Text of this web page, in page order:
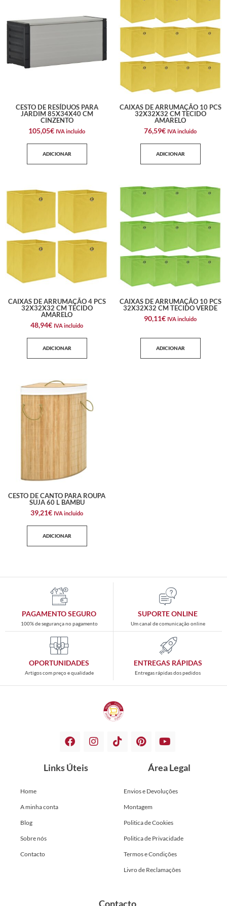
CESTO DE RESÍDUOS PARA
JARDIM 85X34X40 CM
CINZENTO
105,05€ IVA incluido
ADICIONAR
CAIXAS DE ARRUMAÇÃO 10 PCS
32X32X32 CM TECIDO
AMARELO
76,59€ IVA incluido
ADICIONAR
CAIXAS DE ARRUMAÇÃO 4 PCS
32X32X32 CM TECIDO
AMARELO
48,94€ IVA incluido
ADICIONAR
CAIXAS DE ARRUMAÇÃO 10 PCS
32X32X32 CM TECIDO VERDE
90,11€ IVA incluido
ADICIONAR
CESTO DE CANTO PARA ROUPA
SUJA 60 L BAMBU
39,21€ IVA incluido
ADICIONAR
PAGAMENTO SEGURO
100% de segurança no pagamento
SUPORTE ONLINE
Um canal de comunicação online
OPORTUNIDADES
Artigos com preço e qualidade
ENTREGAS RÁPIDAS
Entregas rápidas dos pedidos
Links Úteis
Home
A minha conta
Blog
Sobre nós
Contacto
Área Legal
Envios e Devoluções
Montagem
Politica de Cookies
Politica de Privacidade
Termos e Condições
Livro de Reclamações
Contacto